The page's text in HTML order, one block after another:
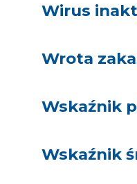
Wirus
Wrota
Wskaźnik
Wskaźnik